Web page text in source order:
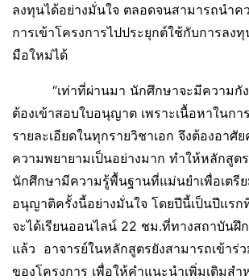
ลงทุนได้อย่างมั่นใจ ตลอดจนสามารถนำค
การเข้าโครงการไปประยุกต์ใช้กับการลง
มือใหม่ได้
“เท่าที่ผ่านมา นักศึกษาจะมีความกัง
ต้องเข้าสอบใบอนุญาต เพราะเนื้อหาในก
รายละเอียดในทุกรายวิชาเอก จึงต้องอาศั
ความพยายามเป็นอย่างมาก ทำให้หลักสูต
นักศึกษามีความรู้พื้นฐานที่แม่นยำเพื่อเตรี
อนุญาติครั้งนี้อย่างมั่นใจ โดยปีนี้เป็นปีแร
จะได้เรียนออนไลน์ 22 ชม.ที่ทางสถาบันฝึ
แล้ว อาจารย์ในหลักสูตรยังสามารถเข้าร่
ของโครงการ เพื่อให้คำแนะนำเพิ่มเติมสำ